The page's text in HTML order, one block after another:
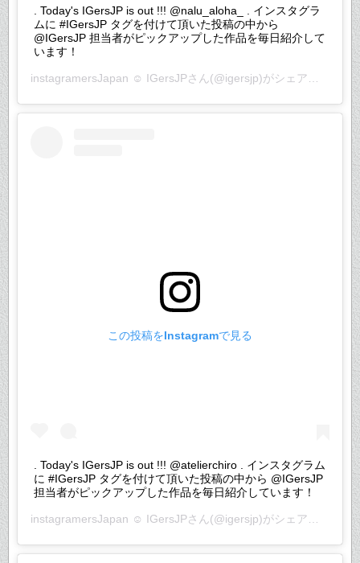
. Today's IGersJP is out !!! @nalu_aloha_ . インスタグラ
ムに #IGersJP タグを付けて頂いた投稿の中から
@IGersJP 担当者がピックアップした作品を毎日紹介して
います！
instagramersJapan ☺︎ IGersJPさん(@igersjp)がシェアした投稿 –
この投稿をInstagramで見る
. Today's IGersJP is out !!! @atelierchiro . インスタグラム
に #IGersJP タグを付けて頂いた投稿の中から @IGersJP
担当者がピックアップした作品を毎日紹介しています！
instagramersJapan ☺︎ IGersJPさん(@igersjp)がシェアした投稿 –